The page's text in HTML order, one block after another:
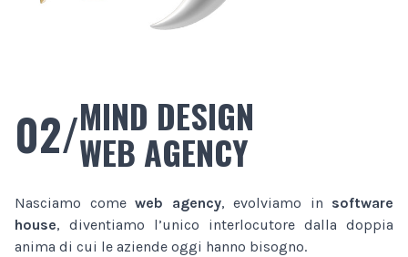
02/MIND DESIGN
WEB AGENCY
Nasciamo come web agency, evolviamo in software
house, diventiamo l’unico interlocutore dalla doppia
anima di cui le aziende oggi hanno bisogno.